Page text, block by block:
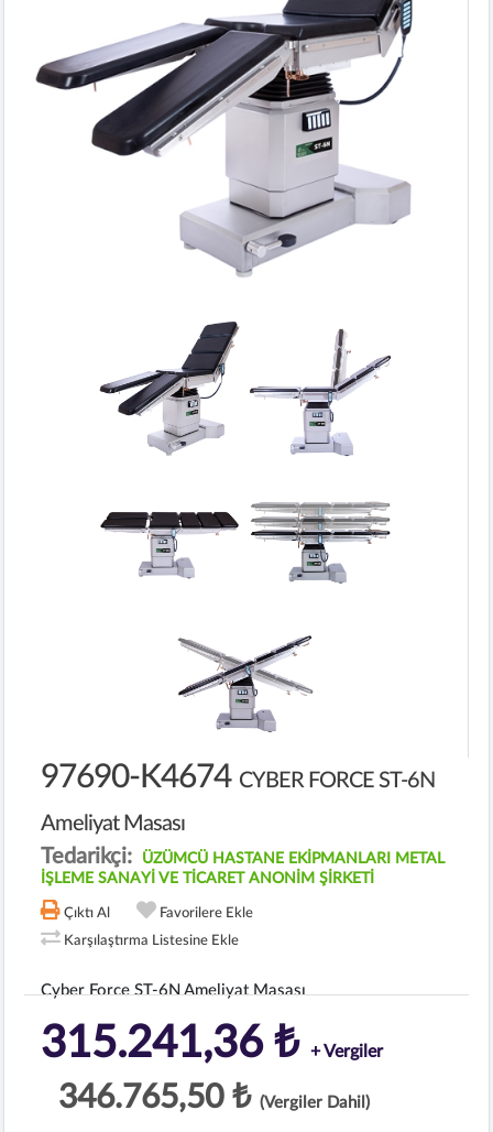
97690-K4674 CYBER FORCE ST-6N
Ameliyat Masası
Tedarikçi:
ÜZÜMCÜ HASTANE EKİPMANLARI METAL
İŞLEME SANAYİ VE TİCARET ANONİM ŞİRKETİ
Çıktı Al
Favorilere Ekle
Karşılaştırma Listesine Ekle
Cyber Force ST-6N Ameliyat Masası
315.241,36 ₺ + Vergiler
346.765,50 ₺ (Vergiler Dahil)